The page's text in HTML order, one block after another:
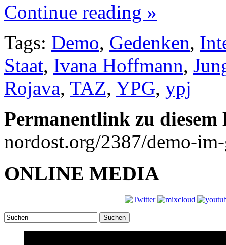
Continue reading »
Tags: Demo, Gedenken,
Staat, Ivana Hoffmann,
Rojava, TAZ, YPG, ypj
Permanentlink zu
nordost.org/2387/demo-
ONLINE MEDIA
Suchen